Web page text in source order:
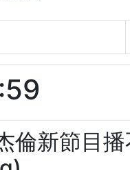
倫新節目